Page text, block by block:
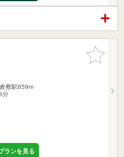
お気に入
りに追加
敷駅859m
分
ランを見る